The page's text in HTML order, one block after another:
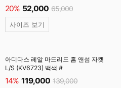
20% 52,000 65,000
사이즈 보기
아디다스 레알 마드리드 홈 앤섬 자켓
L/S (KV6723) 백색 #
14% 119,000 139,000